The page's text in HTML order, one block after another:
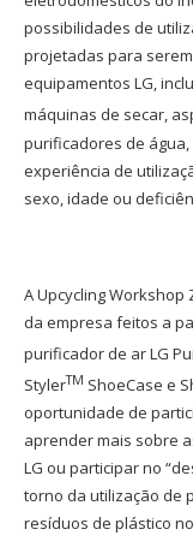
possibilidades de
projetadas para
equipamentos LG,
máquinas de secar,
purificadores de
experiência de
sexo, idade ou
A Upcycling
da empresa feitos a
purificador de ar LG
StylerTM ShoeCase e
oportunidade de
aprender mais sobre
LG ou participar no
torno da utilização de
resíduos de plástico